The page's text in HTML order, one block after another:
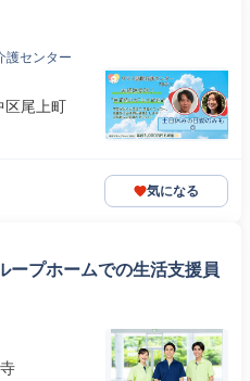
センター
区尾上町
気になる
プホームでの生活支援員